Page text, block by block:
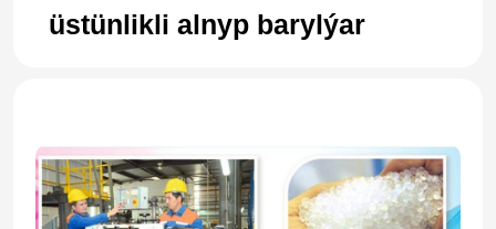
üstünlikli alnyp barylýar